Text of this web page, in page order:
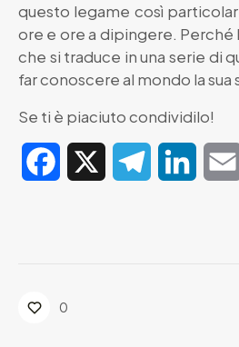
questo legame così
ore e ore a dipingere. Perché
che si traduce in una serie di
far conoscere al mondo la
Se ti è piaciuto condividilo!
Facebook Telegram
0